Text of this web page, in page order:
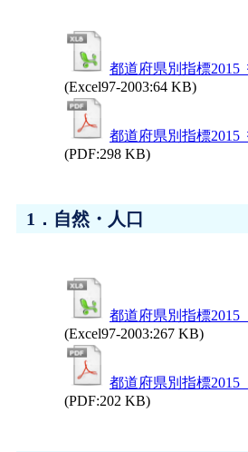
都道府県別指標
(Excel97-2003:64 KB)
都道府県別指標
(PDF:298 KB)
1．自然・人口
都道府県別指標
(Excel97-2003:267 KB)
都道府県別指標
(PDF:202 KB)